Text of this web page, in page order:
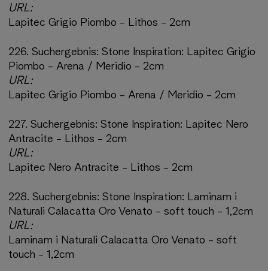
URL:
Lapitec Grigio Piombo - Lithos - 2cm
226. Suchergebnis:Stone Inspiration: Lapitec Grigio
Piombo - Arena / Meridio - 2cm
URL:
Lapitec Grigio Piombo - Arena / Meridio - 2cm
227. Suchergebnis:Stone Inspiration: Lapitec Nero
Antracite - Lithos - 2cm
URL:
Lapitec Nero Antracite - Lithos - 2cm
228. Suchergebnis:Stone Inspiration: Laminam i
Naturali Calacatta Oro Venato - soft touch - 1,2cm
URL:
Laminam i Naturali Calacatta Oro Venato - soft
touch - 1,2cm